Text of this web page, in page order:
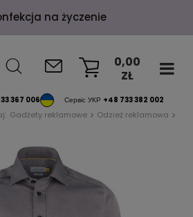
na życzenie
367 006 Сервіс УКР +48 733 382 002
0,00
ZŁ
Gadżety reklamowe Odzież reklamowa